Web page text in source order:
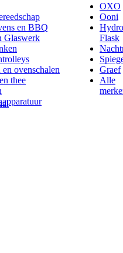
en BBQ
Glaswerk
en ovenschalen
thee
OXO
Ooni
Hydro
Flask
Graef
Alle